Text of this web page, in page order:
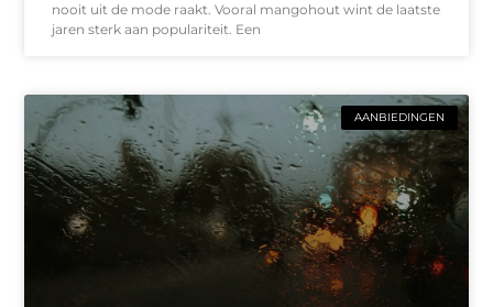
nooit uit de mode raakt. Vooral mangohout wint de laatste
jaren sterk aan populariteit. Een
AANBIEDINGEN